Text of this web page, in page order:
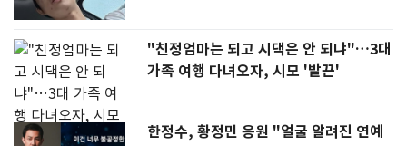
"친정엄마는 되고 시댁은 안 되냐"…3대
가족 여행 다녀오자, 시모 '발끈'
한정수, 황정민 응원 "얼굴 알려진 연예